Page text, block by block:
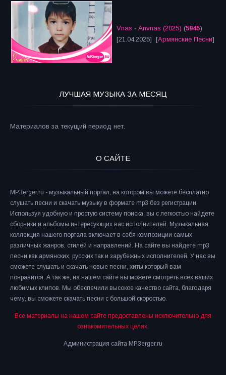
Vnas - Anvnas (2025) (5945)
[21.04.2025] [Армянские Песни]
ЛУЧШАЯ МУЗЫКА ЗА МЕСЯЦ
Материалов за текущий период нет.
О САЙТЕ
MP3erger.ru - музыкальный портал, на котором вы можете бесплатно
слушать песни и скачать музыку в формате mp3 без регистрации.
Используя удобную и простую систему поиска, вы с легкостью найдете
сборники и альбомы интересующих вас исполнителей. Музыкальная
коллекция нашего портала включает в себя композиции самых
различных жанров, стилей и направлений. На сайте вы найдете mp3
песни как армянских, русских так и зарубежных исполнителей. У нас вы
сможете слушать и скачать новые песни, хиты который вам
понравится. А так же, на нашем сайте вы можете смотреть всех ваших
любимых клипов. Мы обеспечили высокое качество сайта, благодаря
чему, вы сможете скачать песни с большой скоростью.
Все материалы на нашем сайте предоставлены исключительно для
ознакомительных целях.
Администрация сайта MP3erger.ru